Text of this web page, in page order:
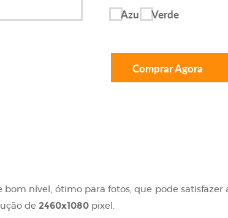
Azul
Verde
Comprar Agora
bom nível, ótimo para fotos, que pode
de 2460x1080 pixel.